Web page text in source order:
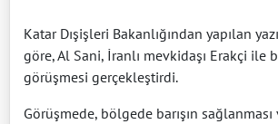
Katar Dışişleri Bakanlığından yapılan
göre, Al Sani, İranlı mevkidaşı Erakçi ile
görüşmesi gerçekleştirdi.
Görüşmede, bölgede barışın